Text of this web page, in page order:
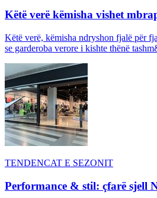
Këtë verë këmisha vishet
Këtë verë, këmisha ndryshon fjalë për
se garderoba verore i kishte thënë
TENDENCAT E SEZONIT
Performance & stil: çfarë sjell